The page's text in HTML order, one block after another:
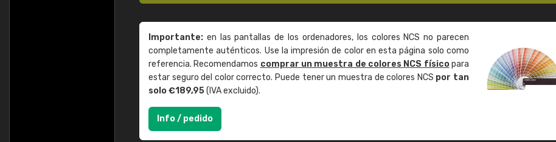
Importante: en las pantallas de los ordenadores, los colores NCS no parecen
completamente auténticos. Use la impresión de color en esta página solo como
referencia. Recomendamos comprar un muestra de colores NCS físicopara
estar seguro del color correcto. Puede tener un muestra de colores NCS por tan
solo €189,95(IVA excluido).
Info / pedido